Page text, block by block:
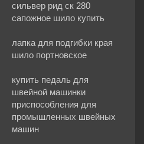
сильвер рид ск 280
сапожное шило купить
лапка для подгибки края
шило портновское
купить педаль для
швейной машинки
приспособления для
промышленных швейных
машин